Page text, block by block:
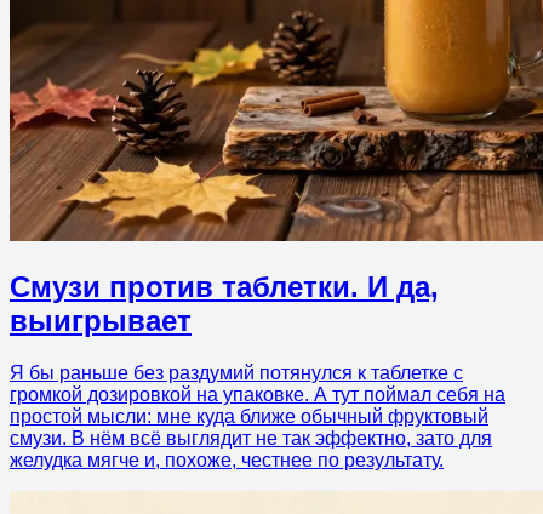
Смузи против таблетки. И да,
выигрывает
Я бы раньше без раздумий потянулся к таблетке с
громкой дозировкой на упаковке. А тут поймал себя на
простой мысли: мне куда ближе обычный фруктовый
смузи. В нём всё выглядит не так эффектно, зато для
желудка мягче и, похоже, честнее по результату.